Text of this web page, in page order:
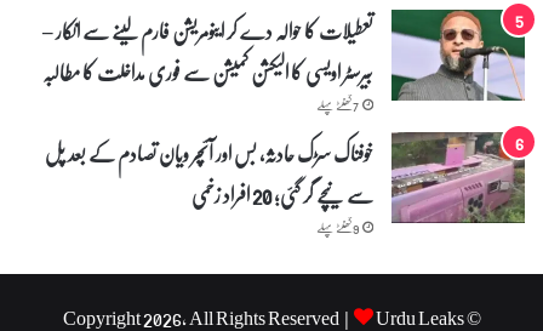
تعطیلات کا حوالہ دے کر اینومریشن فارم لینے سے انکار –
بیرسٹر اویسی کا الیکشن کمیشن سے فوری مداخلت کا مطالبہ
7 گھنٹے پہلے
خوفناک سڑک حادثہ، بس اور آئچر ویان تصادم کے بعد پل
سے نیچے گر گئی؛ 20 افراد زخمی
9 گھنٹے پہلے
© Copyright 2026, All Rights Reserved |
Urdu Leaks